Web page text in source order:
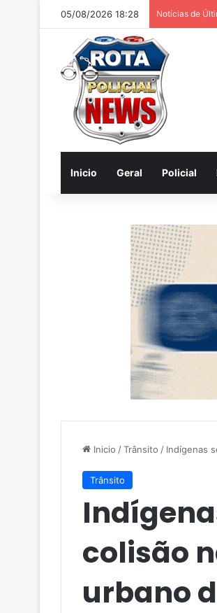
05/08/2026 18:28 Notícias de
Inicio Geral Policial
Inicio /Trânsito / Indígenas
Trânsito
colisão
urbano